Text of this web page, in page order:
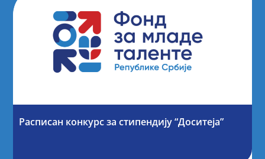
Расписан конкурс за стипендију “Доситеја”